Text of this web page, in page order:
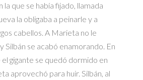
la que se había fijado, llamada
la obligaba a peinarle y a
cabellos. A Marieta no le
Silbán se acabó enamorando. En
el gigante se quedó dormido en
aprovechó para huir. Silbán, al